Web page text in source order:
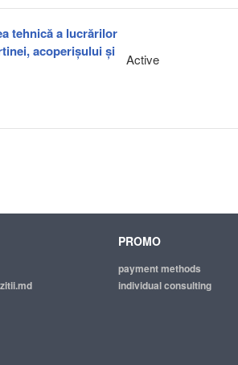
tehnică a lucrărilor
acoperișului și
Active
PROMO
payment methods
individual consulting